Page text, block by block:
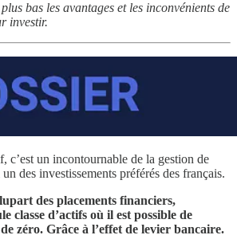
bas les avantages et les inconvénients de
investir.
c’est un incontournable de la gestion de
des investissements préférés des français.
des placements financiers,
classe d’actifs où il est possible de
zéro. Grâce à l’effet de levier bancaire.